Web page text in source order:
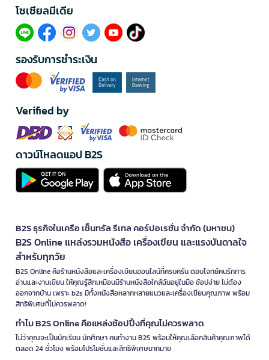
โซเซียลมีเดีย​
รองรับการชำระเงิน
Verified by
ดาวน์โหลดแอป B2S
B2S ธุรกิจในเครือ เซ็นทรัล รีเทล คอร์ปอเรชั่น จำกัด (มหาชน)
B2S Online แหล่งรวมหนังสือ เครื่องเขียน และแรงบันดาลใจ
สำหรับทุกวัย
B2S Online คือร้านหนังสือและเครื่องเขียนออนไลน์ที่ครบครัน ตอบโจทย์คนรักการ
อ่านและงานเขียน ให้คุณรู้สึกเหมือนมีร้านหนังสือใกล้ฉันอยู่ในมือ ช้อปง่าย ไม่ต้อง
ออกจากบ้าน เพราะ b2s มีทั้งหนังสือหลากหลายแนวและเครื่องเขียนคุณภาพ พร้อม
สิทธิพิเศษที่ไม่ควรพลาด!
ทำไม B2S Online คือแหล่งช้อปปิ้งที่คุณไม่ควรพลาด
ไม่ว่าคุณจะเป็นนักเรียน นักศึกษา คนทำงาน B2S พร้อมให้คุณเลือกสินค้าคุณภาพได้
ตลอด 24 ชั่วโมง พร้อมโปรโมชั่นและสิทธิพิเศษมากมาย